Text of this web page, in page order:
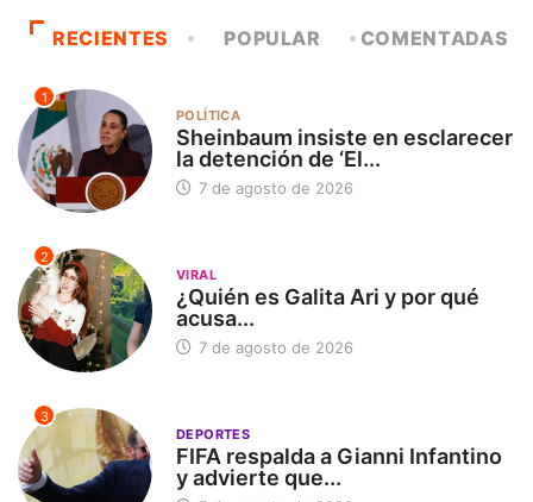
RECIENTES POPULAR COMENTADAS
1
POLÍTICA
Sheinbaum insiste en esclarecer
la detención de ‘El...
7 de agosto de 2026
2
VIRAL
¿Quién es Galita Ari y por qué
acusa...
7 de agosto de 2026
3
DEPORTES
FIFA respalda a Gianni Infantino
y advierte que...